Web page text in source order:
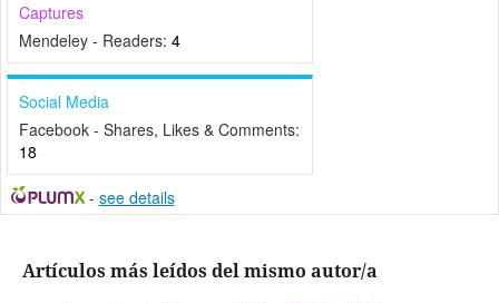
Captures
Mendeley - Readers: 4
Social Media
Facebook - Shares, Likes & Comments:
18
- see details
Artículos más leídos del mismo autor/a